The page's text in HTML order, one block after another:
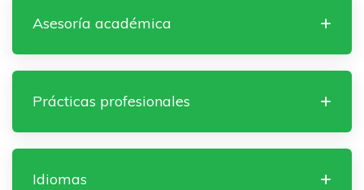
Asesoría académica
Prácticas profesionales
Idiomas